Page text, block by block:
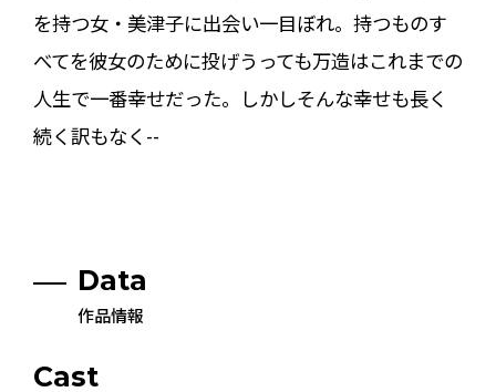
を持つ女・美津子に出会い一目ぼれ。持つものす
べてを彼女のために投げうっても万造はこれまでの
人生で一番幸せだった。しかしそんな幸せも長く
続く訳もなく--
Data
作品情報
Cast